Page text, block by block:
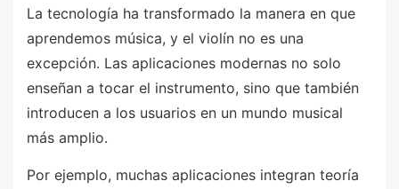
La tecnología ha transformado la manera en que
aprendemos música, y el violín no es una
excepción. Las aplicaciones modernas no solo
enseñan a tocar el instrumento, sino que también
introducen a los usuarios en un mundo musical
más amplio.
Por ejemplo, muchas aplicaciones integran teoría